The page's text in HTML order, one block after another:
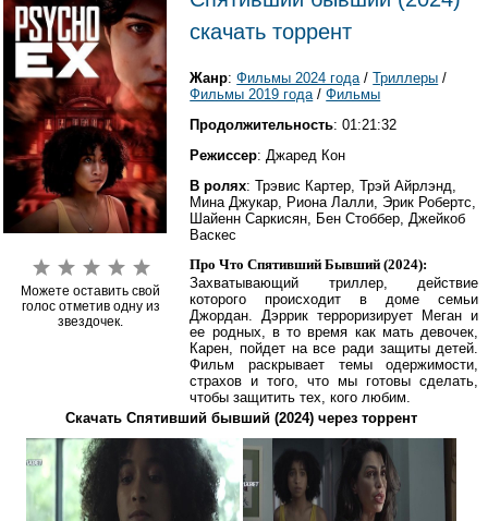
Можете оставить свой
голос отметив одну из
звездочек.
скачать торрент
Жанр:Фильмы 2024 года/Триллеры /
Фильмы 2019 года/Фильмы
Продолжительность: 01:21:32
Режиссер: Джаред Кон
В ролях: Трэвис Картер, Трэй Айрлэнд,
Мина Джукар, Риона Лалли, Эрик Робертс,
Шайенн Саркисян, Бен Стоббер, Джейкоб
Васкес
Про Что Спятивший Бывший (2024):
Захватывающий триллер, действие
которого происходит в доме семьи
Джордан. Дэррик терроризирует Меган и
ее родных, в то время как мать девочек,
Карен, пойдет на все ради защиты детей.
Фильм раскрывает темы одержимости,
страхов и того, что мы готовы сделать,
чтобы защитить тех, кого любим.
Скачать Спятивший бывший (2024) через торрент